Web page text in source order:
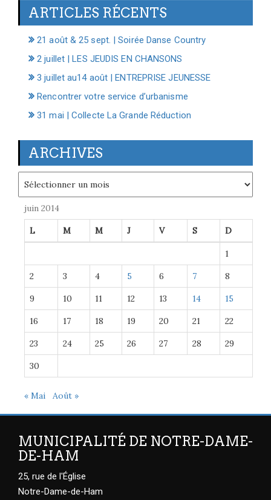
ARTICLES RÉCENTS
21 août & 25 sept. | Soirée Danse Country
2 juillet | LES JEUDIS EN CHANSONS
3 juillet au14 août | ENTREPRISE JEUNESSE
Rencontrer votre service d’urbanisme
31 mai | Collecte La Grande Réduction
ARCHIVES
juin 2014
L M M J V S D
1
2 3 4 5 6 7 8
9 10 11 12 13 14 15
16 17 18 19 20 21 22
23 24 25 26 27 28 29
30
« Mai Août »
MUNICIPALITÉ DE NOTRE-DAME-
DE-HAM
25, rue de l'Église
Notre-Dame-de-Ham